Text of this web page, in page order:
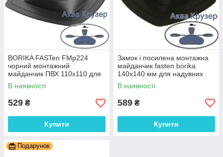
BORIKA FASTen FMp224
чорний монтажний
майданчик ПВХ 110х110 для
кріплення аксесуарів на
човен ПВХ
В наявності
529 ₴
Купити
Замок і посилена монтажна
майданчик fasten borika
140х140 мм для надувних
човнів пвх (FMp225)
В наявності
589 ₴
Купити
Подарунок